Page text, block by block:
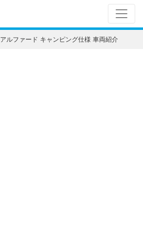
アルファード キャンピング仕様 車両紹介